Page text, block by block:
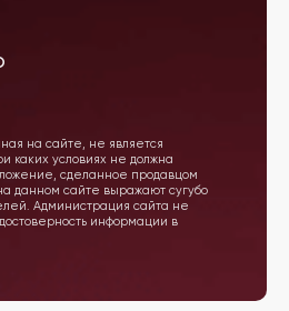
на сайте, не является
каких условиях не должна
сделанное продавцом
данном сайте выражают сугубо
Администрация сайта не
информации в